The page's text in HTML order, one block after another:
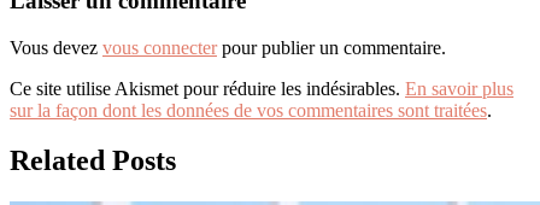
Vous devez vous connecterpour publier un commentaire.
Ce site utilise Akismet pour réduire les indésirables. En savoir plus
sur la façon dont les données de vos commentaires sont traitées.
Related Posts